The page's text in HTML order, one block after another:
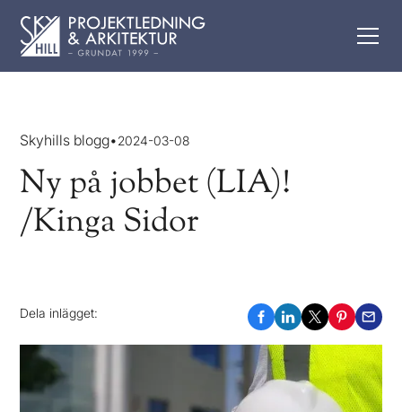
Skyhills blogg•2024-03-08
Ny på jobbet (LIA)!
/Kinga Sidor
Dela inlägget: